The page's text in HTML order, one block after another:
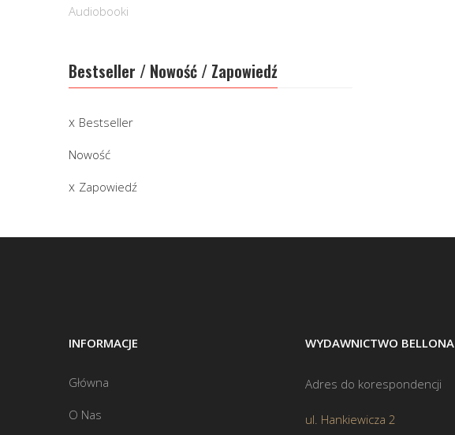
Audiobooki
Bestseller / Nowość / Zapowiedź
Bestseller
Nowość
Zapowiedź
INFORMACJE
Główna
O Nas
WYDAWNICTWO BELLONA
Adres do korespondencji
ul. Hankiewicza 2